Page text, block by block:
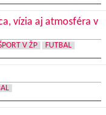
vízia aj atmosféra v
V ŽP FUTBAL